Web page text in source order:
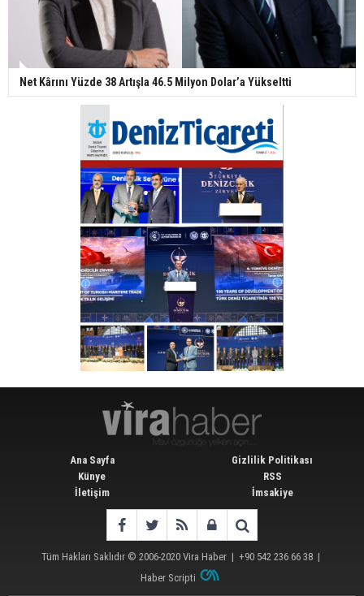
Net Kârını Yüzde 38 Artışla 46.5 Milyon Dolar’a Yükseltti
Ana Sayfa
Künye
İletişim
Gizlilik Politikası
RSS
İmsakiye
Tüm Hakları Saklıdır © 2006-2020 Vira Haber | +90 542 236 66 38 |
Haber Scripti